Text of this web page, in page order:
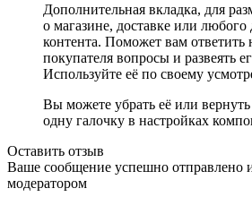
Дополнительная вкладка, для
о магазине, доставке или любого
контента. Поможет вам
покупателя вопросы и развеять
Используйте её по своему
Вы можете убрать её или
одну галочку в настройках
Оставить отзыв
Ваше сообщение успешно отправлено
модератором